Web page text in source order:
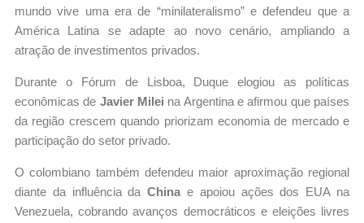
mundo vive uma era de “minilateralismo” e defendeu que a
América Latina se adapte ao novo cenário, ampliando a
atração de investimentos privados.
Durante o Fórum de Lisboa, Duque elogiou as políticas
econômicas de Javier Milei na Argentina e afirmou que países
da região crescem quando priorizam economia de mercado e
participação do setor privado.
O colombiano também defendeu maior aproximação regional
diante da influência daChinae apoiou ações dos EUA na
Venezuela, cobrando avanços democráticos e eleições livres